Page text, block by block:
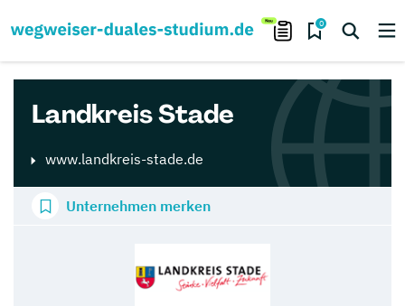
0
Landkreis Stade
www.landkreis-stade.de
Unternehmen merken